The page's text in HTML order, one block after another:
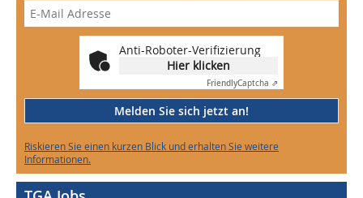
Anti-Roboter-Verifizierung
Hier klicken
FriendlyCaptcha ⇗
Melden Sie sich jetzt an!
Riskieren Sie einen kurzen Blick und erhalten Sie weitere
Informationen.